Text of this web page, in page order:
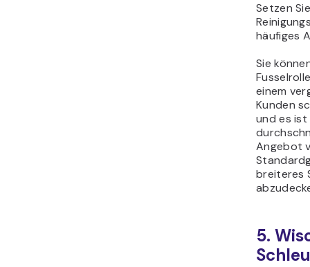
Setzen
häufiges
Sie
einem
Kunden
und es ist
Angebot
breiteres
5.